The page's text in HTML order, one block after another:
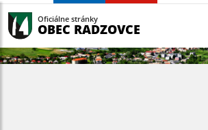
Oficiálne stránky
OBEC RADZOVCE